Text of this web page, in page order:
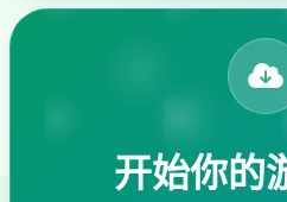
开始你的